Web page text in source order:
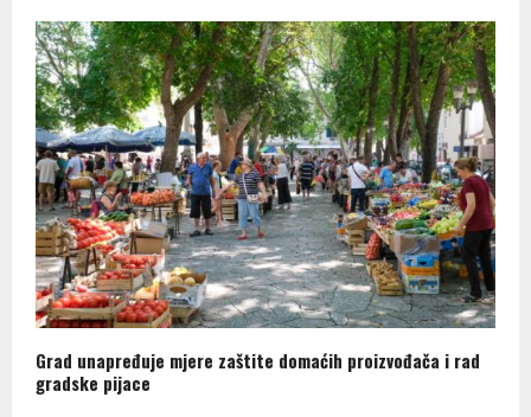
Grad unapređuje mjere zaštite domaćih proizvođača i rad
gradske pijace